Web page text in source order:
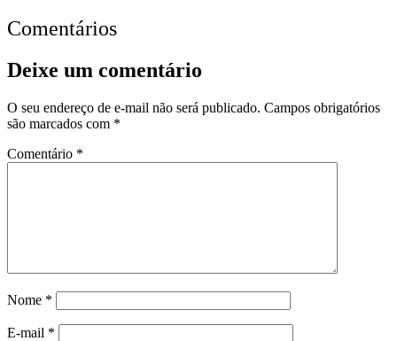
Comentários
Deixe um comentário
O seu endereço de e-mail não será publicado. Campos obrigatórios
são marcados com *
Comentário *
Nome *
E-mail *